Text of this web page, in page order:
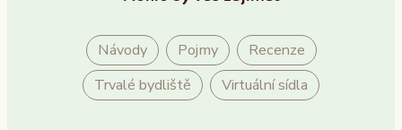
Návody Pojmy
Recenze
Trvalé bydliště
Virtuální sídla